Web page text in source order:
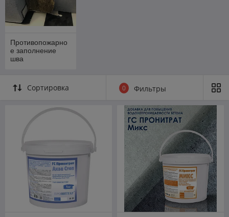
Противопожарно
е заполнение
шва
Сортировка 0 Фильтры